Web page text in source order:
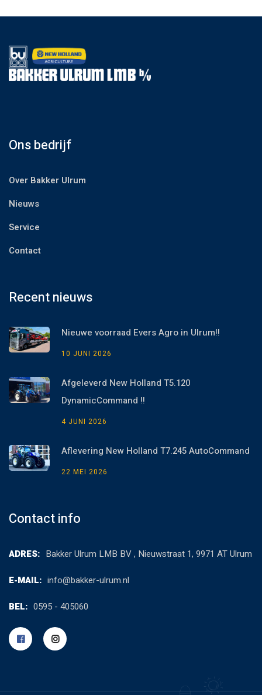
Ons bedrijf
Over Bakker Ulrum
Nieuws
Service
Contact
Recent nieuws
Nieuwe voorraad Evers Agro in Ulrum!!
10 JUNI 2026
Afgeleverd New Holland T5.120
DynamicCommand !!
4 JUNI 2026
Aflevering New Holland T7.245 AutoCommand
22 MEI 2026
Contact info
ADRES: Bakker Ulrum LMB BV , Nieuwstraat 1, 9971 AT Ulrum
E-MAIL: info@bakker-ulrum.nl
BEL: 0595 - 405060